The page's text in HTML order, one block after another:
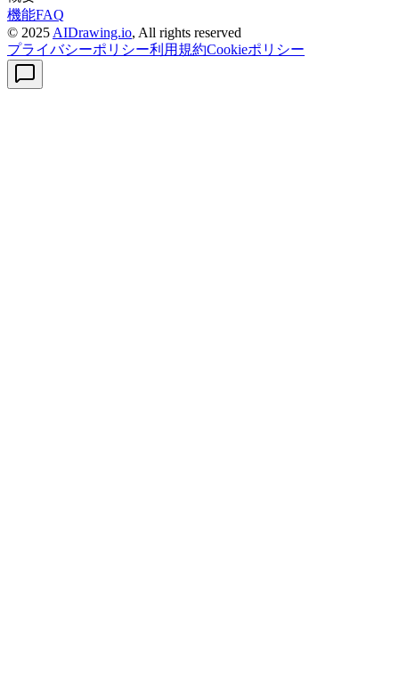
機能FAQ
© 2025 AIDrawing.io, All rights reserved
プライバシーポリシー利用規約Cookieポリシー